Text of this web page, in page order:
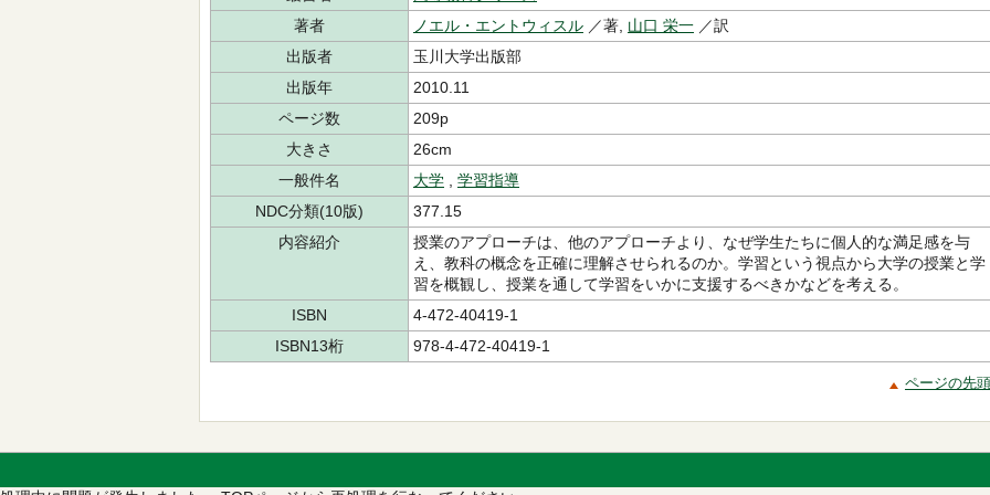
著者
ノエル・エントウィスル ／著, 山口 栄一 ／訳
出版者
玉川大学出版部
出版年
2010.11
ページ数
209p
大きさ
26cm
一般件名
大学
学習指導
NDC分類(10版)
377.15
内容紹介
授業のアプローチは、他のアプローチより、なぜ学生たちに個人的な満足感を与
え、教科の概念を正確に理解させられるのか。学習という視点から大学の授業と学
習を概観し、授業を通して学習をいかに支援するべきかなどを考える。
ISBN
4-472-40419-1
ISBN13桁
978-4-472-40419-1
ページの先